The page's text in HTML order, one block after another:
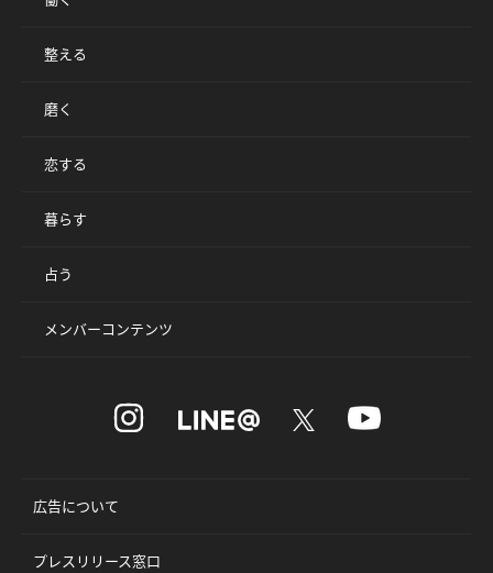
整える
磨く
恋する
暮らす
占う
メンバーコンテンツ
広告について
プレスリリース窓口